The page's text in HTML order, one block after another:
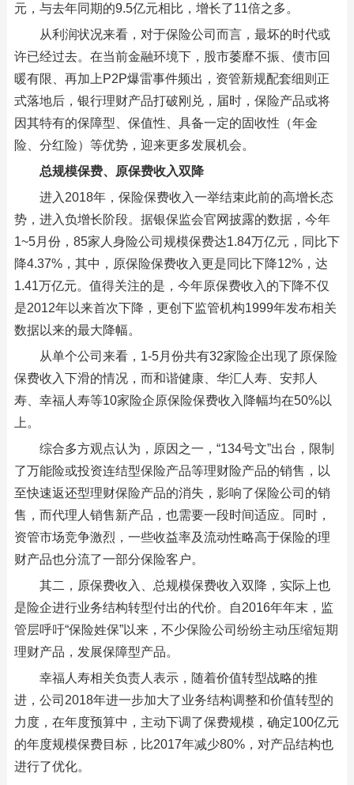
元，与去年同期的9.5亿元相比，增长了11倍之多。
从利润状况来看，对于保险公司而言，最坏的时代或
许已经过去。在当前金融环境下，股市萎靡不振、债市回
暖有限、再加上P2P爆雷事件频出，资管新规配套细则正
式落地后，银行理财产品打破刚兑，届时，保险产品或将
因其特有的保障型、保值性、具备一定的固收性（年金
险、分红险）等优势，迎来更多发展机会。
总规模保费、原保费收入双降
进入2018年，保险保费收入一举结束此前的高增长态
势，进入负增长阶段。据银保监会官网披露的数据，今年
1~5月份，85家人身险公司规模保费达1.84万亿元，同比下
降4.37%，其中，原保险保费收入更是同比下降12%，达
1.41万亿元。值得关注的是，今年原保费收入的下降不仅
是2012年以来首次下降，更创下监管机构1999年发布相关
数据以来的最大降幅。
从单个公司来看，1-5月份共有32家险企出现了原保险
保费收入下滑的情况，而和谐健康、华汇人寿、安邦人
寿、幸福人寿等10家险企原保险保费收入降幅均在50%以
上。
综合多方观点认为，原因之一，“134号文”出台，限制
了万能险或投资连结型保险产品等理财险产品的销售，以
至快速返还型理财保险产品的消失，影响了保险公司的销
售，而代理人销售新产品，也需要一段时间适应。同时，
资管市场竞争激烈，一些收益率及流动性略高于保险的理
财产品也分流了一部分保险客户。
其二，原保费收入、总规模保费收入双降，实际上也
是险企进行业务结构转型付出的代价。自2016年年末，监
管层呼吁“保险姓保”以来，不少保险公司纷纷主动压缩短期
理财产品，发展保障型产品。
幸福人寿相关负责人表示，随着价值转型战略的推
进，公司2018年进一步加大了业务结构调整和价值转型的
力度，在年度预算中，主动下调了保费规模，确定100亿元
的年度规模保费目标，比2017年减少80%，对产品结构也
进行了优化。